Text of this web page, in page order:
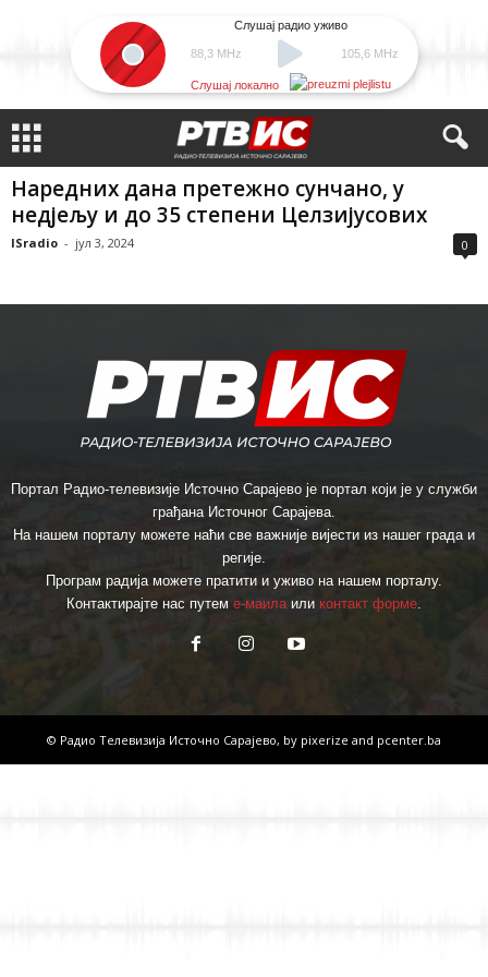
88,3 MHz
Слушај радио уживо
105,6 MHz
Слушај локално
Наредних дана претежно сунчано, у
недјељу и до 35 степени Целзијусових
ISradio - јул 3, 2024 0
Портал Радио-телевизије Источно Сарајево је портал који је у служби
грађана Источног Сарајева.
На нашем порталу можете наћи све важније вијести из нашег града и
регије.
Програм радија можете пратити и уживо на нашем порталу.
Контактирајте нас путем е-маилаили контакт форме.
© Радио Телевизија Источно Сарајево, by pixerize and pcenter.ba